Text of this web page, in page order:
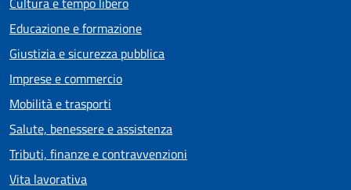
Educazione e formazione
Giustizia e sicurezza pubblica
Imprese e commercio
Mobilità e trasporti
Salute, benessere e assistenza
Tributi, finanze e contravvenzioni
Vita lavorativa